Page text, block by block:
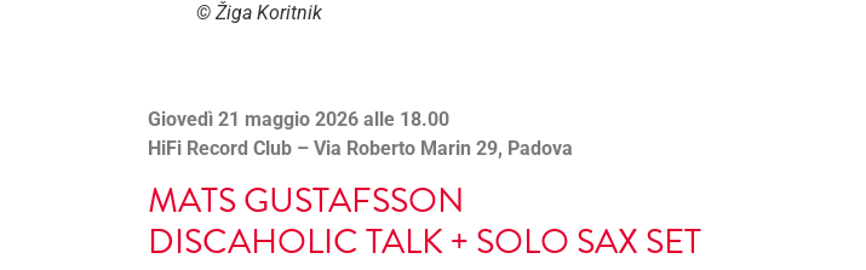
© Žiga Koritnik
Giovedì 21 maggio 2026 alle 18.00
HiFi Record Club – Via Roberto Marin 29, Padova
MATS GUSTAFSSON
DISCAHOLIC TALK + SOLO SAX SET